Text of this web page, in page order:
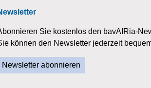
Sie kostenlos den bavAIRia-
können den Newsletter jederzeit
Newsletter abonnieren